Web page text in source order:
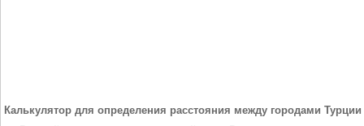
Калькулятор для определения расстояния между городами Турции